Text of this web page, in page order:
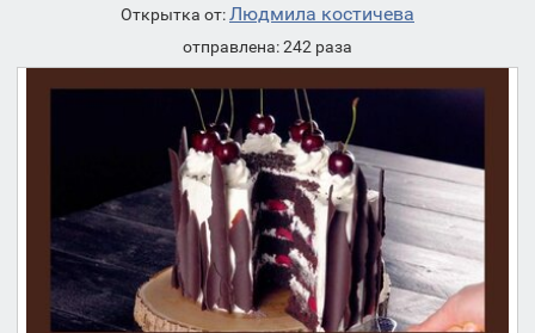
Открытка от:Людмила костичева
отправлена: 242 раза